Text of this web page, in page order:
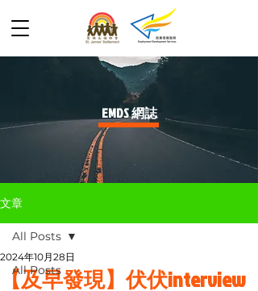
​EMDS 網誌
文章
All Posts
All Posts
【及早發現】伏伏interview
2024年10月28日